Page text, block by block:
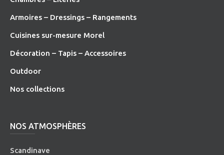
Armoires – Dressings – Rangements
Cuisines sur-mesure Morel
Décoration – Tapis – Accessoires
Outdoor
Nos collections
NOS ATMOSPHÈRES
Scandinave